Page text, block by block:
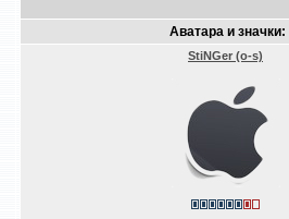
Аватара и значки:
StiNGer (o-s)